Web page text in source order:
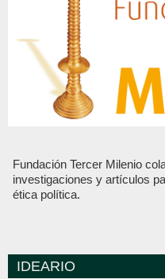
Fundación Tercer Milenio
investigaciones y artículos
ética política.
IDEARIO